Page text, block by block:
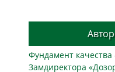
Фундамент
Замдиректора